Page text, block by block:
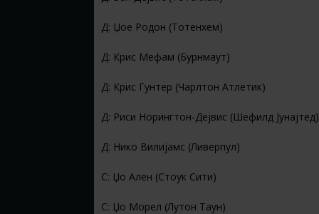
Д: Џое Родон (Тотенхем)
Д: Крис Мефам (Бурнмаут)
Д: Крис Гунтер (Чарлтон Атлетик)
Д: Риси Норингтон-Дејвис (Шефилд Јунајтед)
Д: Нико Вилијамс (Ливерпул)
С: Џо Ален (Стоук Сити)
С: Џо Морел (Лутон Таун)